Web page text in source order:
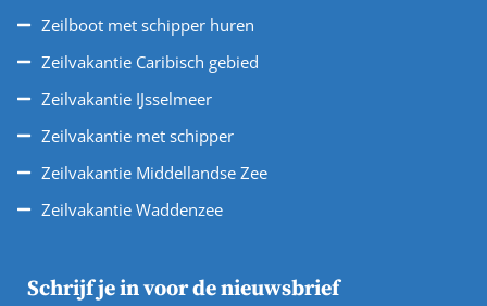
Zeilboot met schipper huren
Zeilvakantie Caribisch gebied
Zeilvakantie IJsselmeer
Zeilvakantie met schipper
Zeilvakantie Middellandse Zee
Zeilvakantie Waddenzee
Schrijf je in voor de nieuwsbrief